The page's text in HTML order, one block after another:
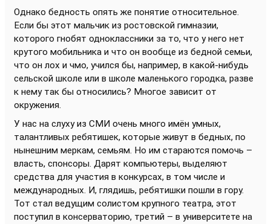
Однако бедность опять же понятие относительное.
Если бы этот мальчик из ростовской гимназии,
которого гнобят одноклассники за то, что у него нет
крутого мобильника и что он вообще из бедной семьи,
что он лох и чмо, учился бы, например, в какой-нибудь
сельской школе или в школе маленького городка, разве
к нему так бы относились? Многое зависит от
окружения.
У нас на слуху из СМИ очень много имён умных,
талантливых ребятишек, которые живут в бедных, по
нынешним меркам, семьям. Но им стараются помочь –
власть, спонсоры. Дарят компьютеры, выделяют
средства для участия в конкурсах, в том числе и
международных. И, глядишь, ребятишки пошли в гору.
Тот стал ведущим солистом крупного театра, этот
поступил в консерваторию, третий – в университете на